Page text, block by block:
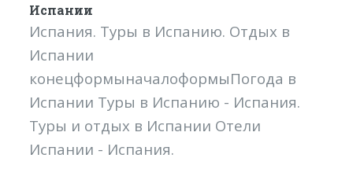
Испании
Испания. Туры в Испанию. Отдых в
Испании
конецформыначалоформыПогода в
Испании Туры в Испанию - Испания.
Туры и отдых в Испании Отели
Испании - Испания.